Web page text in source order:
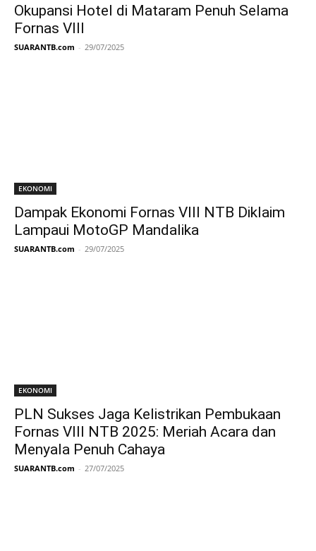
Okupansi Hotel di Mataram Penuh Selama
Fornas VIII
SUARANTB.com - 29/07/2025
EKONOMI
Dampak Ekonomi Fornas VIII NTB Diklaim
Lampaui MotoGP Mandalika
SUARANTB.com - 29/07/2025
EKONOMI
PLN Sukses Jaga Kelistrikan Pembukaan
Fornas VIII NTB 2025: Meriah Acara dan
Menyala Penuh Cahaya
SUARANTB.com - 27/07/2025